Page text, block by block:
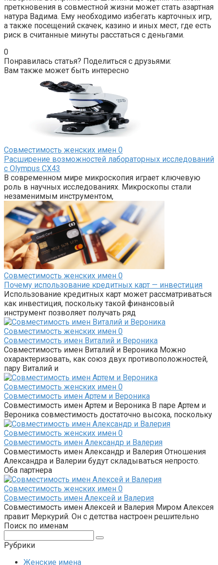
преткновения в совместной жизни может стать азартная
натура Вадима. Ему необходимо избегать карточных игр,
а также посещений скачек, казино и иных мест, где есть
риск в считанные минуты расстаться с деньгами.
0
Понравилась статья? Поделиться с друзьями:
Вам также может быть интересно
Совместимость женских имен 0
Расширение возможностей лабораторных исследований
с Olympus CX43
В современном мире микроскопия играет ключевую
роль в научных исследованиях. Микроскопы стали
незаменимым инструментом,
Совместимость женских имен 0
Почему использование кредитных карт — инвестиция
Использование кредитных карт может рассматриваться
как инвестиция, поскольку такой финансовый
инструмент позволяет получать ряд
Совместимость женских имен 0
Совместимость имен Виталий и Вероника
Совместимость имен Виталий и Вероника Можно
охарактеризовать, как союз двух противоположностей,
пару Виталий и
Совместимость женских имен 0
Совместимость имен Артем и Вероника
Совместимость имен Артем и Вероника В паре Артем и
Вероника совместимость достаточно высока, поскольку
Совместимость женских имен 0
Совместимость имен Александр и Валерия
Совместимость имен Александр и Валерия Отношения
Александра и Валерии будут складываться непросто.
Оба партнера
Совместимость женских имен 0
Совместимость имен Алексей и Валерия
Совместимость имен Алексей и Валерия Миром Алексея
правит Меркурий. Он с детства настроен решительно
Поиск по именам
Рубрики
Женские имена